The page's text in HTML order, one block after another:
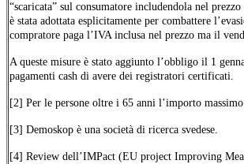
“scaricata” sul consumatore includendola nel
è stata adottata esplicitamente per combattere
compratore paga l’IVA inclusa nel prezzo ma il
A queste misure è stato aggiunto l’obbligo il 1
pagamenti cash di avere dei registratori certificati.
[2] Per le persone oltre i 65 anni l’importo
[3] Demoskop è una società di ricerca svedese.
[4] Review dell’IMPact (EU project Improving